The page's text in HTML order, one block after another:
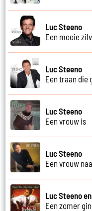
Luc Steeno
Een mooie
Luc Steeno
Een traan die
Luc Steeno
Een vrouw is
Luc Steeno
Een vrouw
Luc Steeno
Een zomer